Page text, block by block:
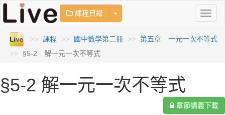
課程目錄 Toggle Dropdown
課程 國中數學第二冊
第五章 一元一次不等式
§5-2 解一元一次不等式
§5-2 解一元一次不等式
章節講義下載